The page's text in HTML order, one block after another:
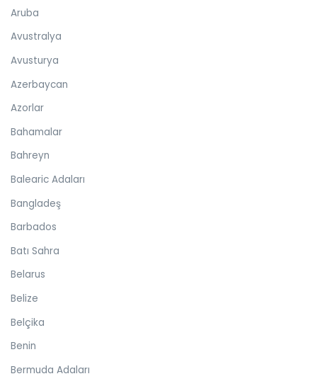
Aruba
Avustralya
Avusturya
Azerbaycan
Azorlar
Bahamalar
Bahreyn
Balearic Adaları
Bangladeş
Barbados
Batı Sahra
Belarus
Belize
Belçika
Benin
Bermuda Adaları